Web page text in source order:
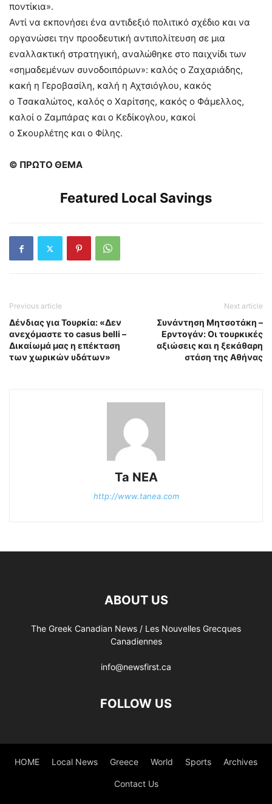
ποντίκια».
Αντί να εκπονήσει ένα αντιδεξιό πολιτικό σχέδιο και να
οργανώσει την προοδευτική αντιπολίτευση σε μια
εναλλακτική στρατηγική, αναλώθηκε στο παιχνίδι των
«σημαδεμένων συνοδοιπόρων»: καλός ο Ζαχαριάδης,
κακή η Γεροβασίλη, καλή η Αχτσιόγλου, κακός
ο Τσακαλώτος, καλός ο Χαρίτσης, κακός ο Φάμελλος,
καλοί ο Ζαμπάρας και ο Κεδίκογλου, κακοί
ο Σκουρλέτης και ο Φίλης.
© ΠΡΩΤΟ ΘΕΜΑ
Featured Local Savings
Previous article
Δένδιας για Τουρκία: «Δεν
ανεχόμαστε το casus belli –
Δικαίωμά μας η επέκταση
των χωρικών υδάτων»
Next article
Συνάντηση Μητσοτάκη –
Ερντογάν: Οι τουρκικές
αξιώσεις και η ξεκάθαρη
στάση της Αθήνας
Ta NEA
http://www.tanea.com
ABOUT US
The Greek Canadian News / Les Nouvelles Grecques
Canadiennes
info@newsfirst.ca
FOLLOW US
HOME Local News Greece World Sports Archives
Contact Us